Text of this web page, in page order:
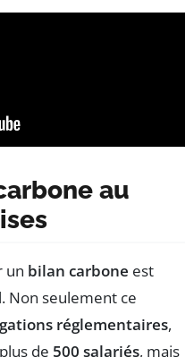
au
un bilan carbone est
Non seulement ce
réglementaires,
de 500 salariés, mais